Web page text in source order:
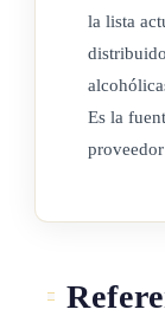
La Dirección
Fiscal deberán
Salud y de la
patente
legislación señale.
si corresponde
la lista
Es la